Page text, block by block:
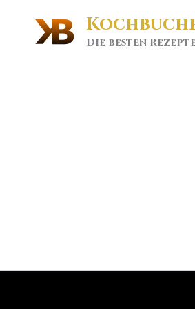
Die besten